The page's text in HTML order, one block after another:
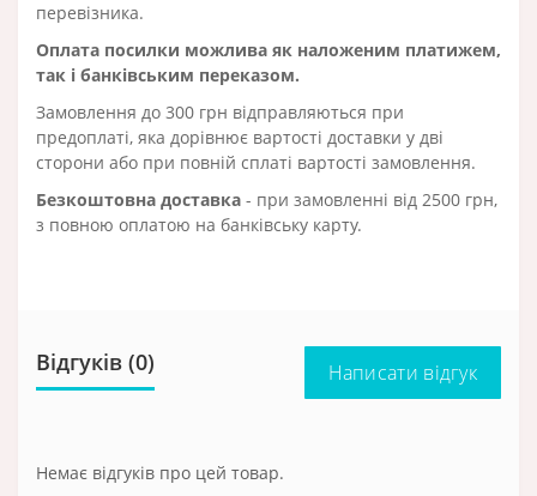
перевізника.
Оплата посилки можлива як наложеним платижем,
так і банківським переказом.
Замовлення до 300 грн відправляються при
предоплаті, яка дорівнює вартості доставки у дві
сторони або при повній сплаті вартості замовлення.
Безкоштовна доставка - при замовленні від 2500 грн,
з повною оплатою на банківську карту.
Відгуків (0) Написати відгук
Немає відгуків про цей товар.